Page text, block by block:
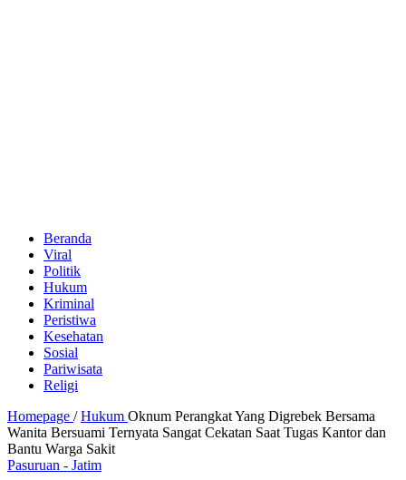
Beranda
Viral
Politik
Hukum
Kriminal
Peristiwa
Kesehatan
Sosial
Pariwisata
Religi
Homepage / Hukum Oknum Perangkat Yang Digrebek Bersama
Wanita Bersuami Ternyata Sangat Cekatan Saat Tugas Kantor dan
Bantu Warga Sakit
Pasuruan - Jatim